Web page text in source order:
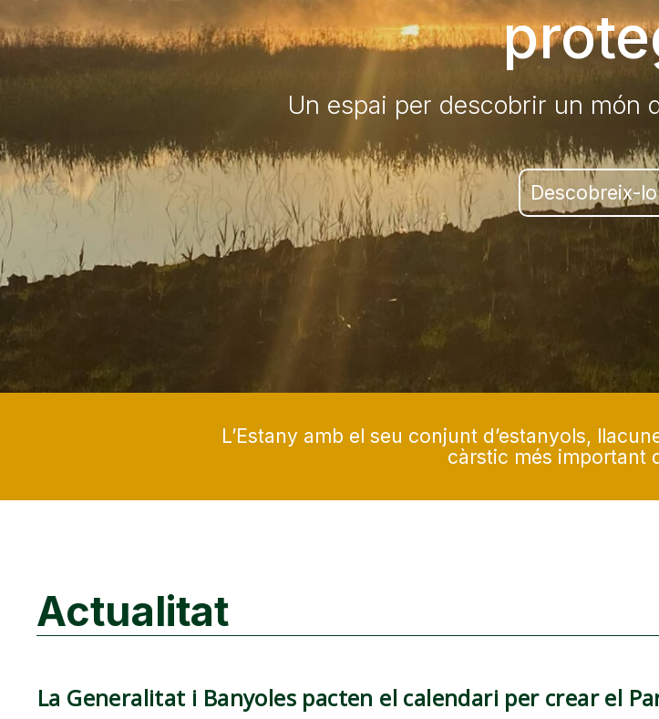
Un espai per descobrir un món
Descobreix-lo
L’Estany amb el seu conjunt d’estanyols,
càrstic més important
Actualitat
La Generalitat i Banyoles pacten el calendari per crear el